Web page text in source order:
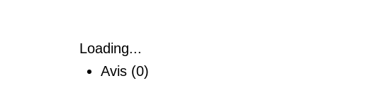
Loading...
Avis (0)